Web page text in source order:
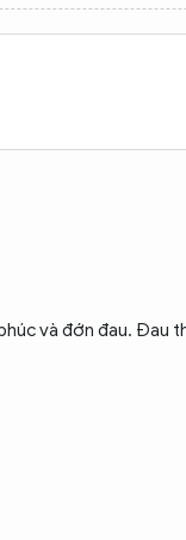
và đớn đau.